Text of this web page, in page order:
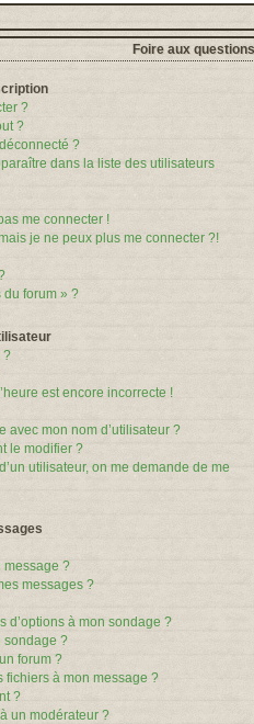
Foire aux
?
?
?
dans la liste des utilisateurs
me connecter !
je ne peux plus me connecter ?!
du forum » ?
?
est encore incorrecte !
avec mon nom d’utilisateur ?
le modifier ?
d’un utilisateur, on me demande de me
message ?
messages ?
d’options à mon sondage ?
sondage ?
forum ?
fichiers à mon message ?
?
un modérateur ?